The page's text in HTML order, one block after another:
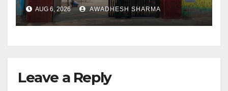
गोली के साथ एक को गिरफ्तार दिया
AUG 6, 2026 AWADHESH SHARMA
Leave a Reply